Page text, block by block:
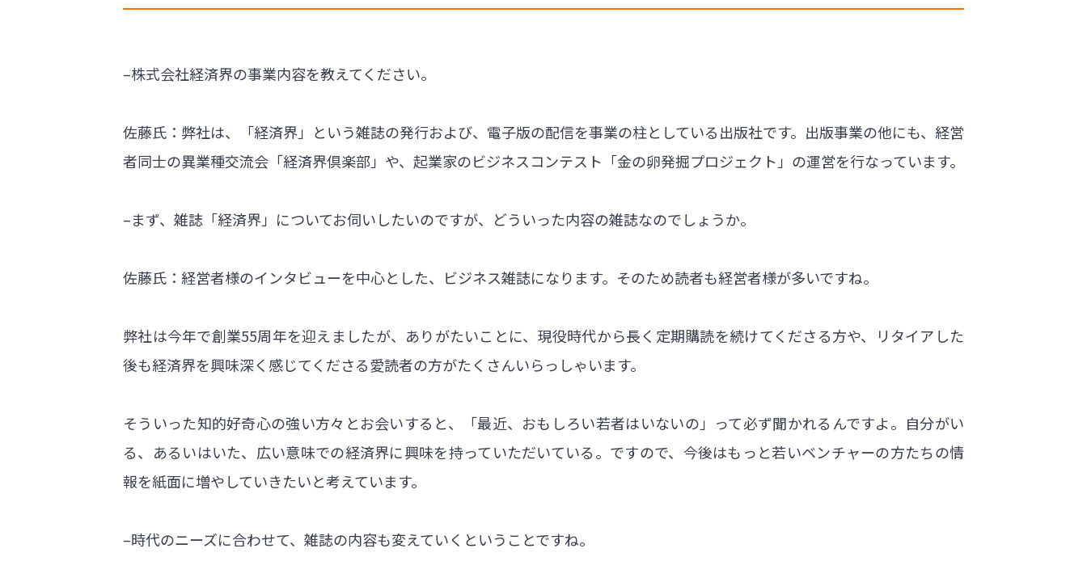
–株式会社経済界の事業内容を教えてください。
佐藤氏：弊社は、「経済界」という雑誌の発行および、電子版の配信を事業の柱としている出版社です。出版事業の他にも、経営
者同士の異業種交流会「経済界倶楽部」や、起業家のビジネスコンテスト「金の卵発掘プロジェクト」の運営を行なっています。
–まず、雑誌「経済界」についてお伺いしたいのですが、どういった内容の雑誌なのでしょうか。
佐藤氏：経営者様のインタビューを中心とした、ビジネス雑誌になります。そのため読者も経営者様が多いですね。
弊社は今年で創業55周年を迎えましたが、ありがたいことに、現役時代から長く定期購読を続けてくださる方や、リタイアした
後も経済界を興味深く感じてくださる愛読者の方がたくさんいらっしゃいます。
そういった知的好奇心の強い方々とお会いすると、「最近、おもしろい若者はいないの」って必ず聞かれるんですよ。自分がい
る、あるいはいた、広い意味での経済界に興味を持っていただいている。ですので、今後はもっと若いベンチャーの方たちの情
報を紙面に増やしていきたいと考えています。
–時代のニーズに合わせて、雑誌の内容も変えていくということですね。